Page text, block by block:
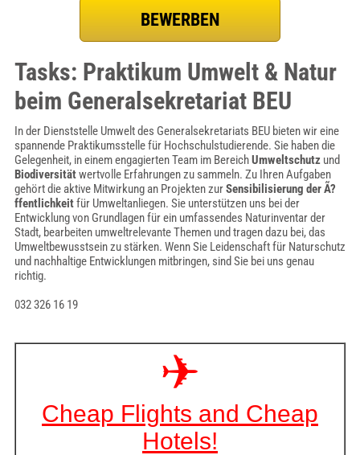
Tasks: Praktikum Umwelt & Natur
beim Generalsekretariat BEU
In der Dienststelle Umwelt des Generalsekretariats BEU bieten wir eine
spannende Praktikumsstelle für Hochschulstudierende. Sie haben die
Gelegenheit, in einem engagierten Team im BereichUmweltschutzund
Biodiversitätwertvolle Erfahrungen zu sammeln. Zu Ihren Aufgaben
gehört die aktive Mitwirkung an Projekten zurSensibilisierung der Ã?
ffentlichkeitfür Umweltanliegen. Sie unterstützen uns bei der
Entwicklung von Grundlagen für ein umfassendes Naturinventar der
Stadt, bearbeiten umweltrelevante Themen und tragen dazu bei, das
Umweltbewusstsein zu stärken. Wenn Sie Leidenschaft für Naturschutz
und nachhaltige Entwicklungen mitbringen, sind Sie bei uns genau
richtig.
032 326 16 19